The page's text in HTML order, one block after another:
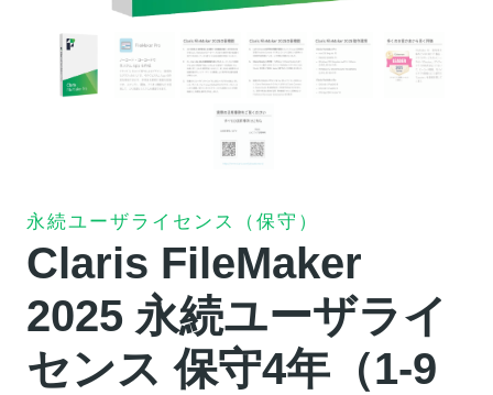
永続ユーザライセンス（保守）
Claris FileMaker
2025 永続ユーザライ
センス 保守4年（1-9